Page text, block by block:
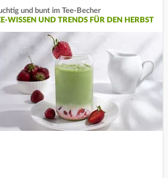
und bunt im Tee-Becher
WISSEN UND TRENDS FÜR DEN HERBST